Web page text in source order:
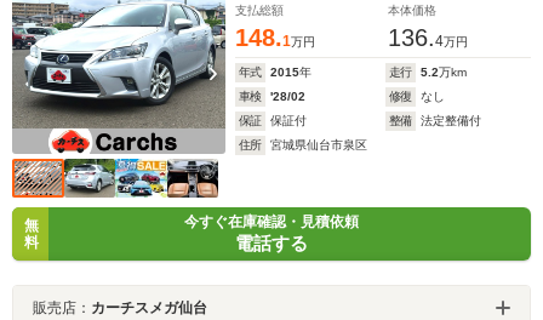
支払総額
148.1万円
本体価格
136.4万円
年式 2015年 走行 5.2万km
車検
'28/02 修復
なし
保証
保証付 整備
法定整備付
住所
宮城県仙台市泉区
無
料
今すぐ在庫確認・見積依頼
電話する
販売店： カーチスメガ仙台